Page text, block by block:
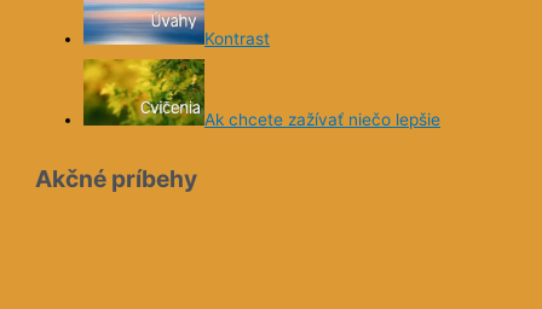
Kontrast
Ak chcete zažívať niečo lepšie
Akčné príbehy